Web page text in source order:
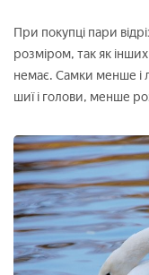
При покупці пари
розміром, так як інших
немає. Самки менше і
шиї і голови, менше